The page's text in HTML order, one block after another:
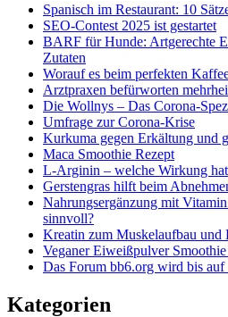
Spanisch im Restaurant: 10
SEO-Contest 2025 ist gestartet
BARF für Hunde: Artgerechte
Zutaten
Worauf es beim perfekten
Arztpraxen befürworten
Die Wollnys – Das Corona-
Umfrage zur Corona-Krise
Kurkuma gegen Erkältung und
Maca Smoothie Rezept
L-Arginin – welche Wirkung
Gerstengras hilft beim
Nahrungsergänzung mit
sinnvoll?
Kreatin zum Muskelaufbau und
Veganer Eiweißpulver
Das Forum bb6.org wird bis auf
Kategorien